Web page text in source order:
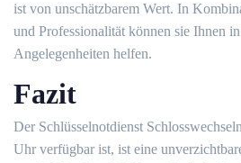
ist von unschätzbarem Wert.​ In
und Professionalität können sie Ihnen
Angelegenheiten helfen.​
Fazit
Der Schlüsselnotdienst
Uhr verfügbar ist, ist eine